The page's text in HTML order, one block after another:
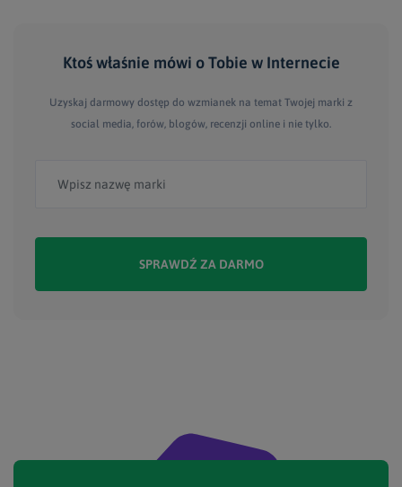
Ktoś właśnie mówi o Tobie w Internecie
Uzyskaj darmowy dostęp do wzmianek na temat Twojej marki z
social media, forów, blogów, recenzji online i nie tylko.
SPRAWDŹ ZA DARMO